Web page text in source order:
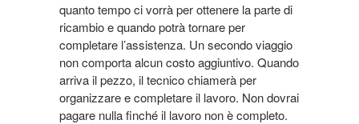
quanto tempo ci vorrà per ottenere la parte di
ricambio e quando potrà tornare per
completare l’assistenza. Un secondo viaggio
non comporta alcun costo aggiuntivo. Quando
arriva il pezzo, il tecnico chiamerà per
organizzare e completare il lavoro. Non dovrai
pagare nulla finché il lavoro non è completo.